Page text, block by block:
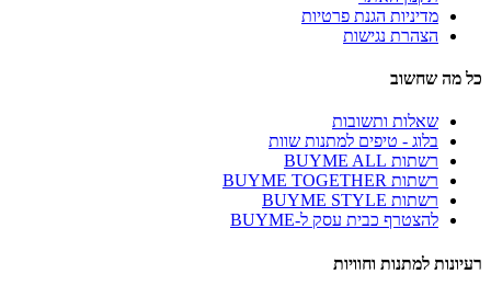
מדיניות הגנת פרטיות
הצהרת נגישות
כל מה שחשוב
שאלות ותשובות
בלוג - טיפים למתנות שוות
רשתות BUYME ALL
רשתות BUYME TOGETHER
רשתות BUYME STYLE
להצטרף כבית עסק ל-BUYME
רעיונות למתנות וחוויות